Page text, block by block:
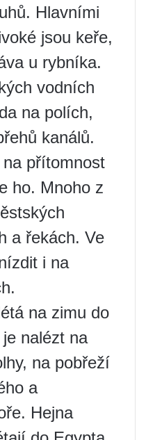
Hlavními
jsou keře,
u rybníka.
vodních
na polích,
kanálů.
přítomnost
ho. Mnoho z
a řekách. Ve
i na
na zimu do
nalézt na
na pobřeží
a
Hejna